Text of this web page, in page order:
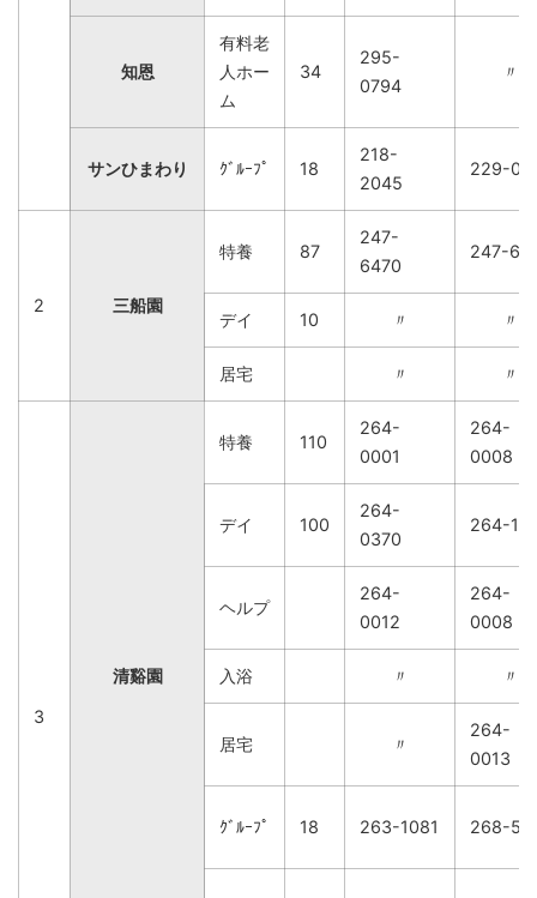
知恩
有料老
人ホー
ム
34
295-
0794
〃
サンひまわり ｸﾞﾙｰﾌﾟ 18
218-
2045
229-
2 三船園
特養 87
247-
6470
247-
デイ 10 〃 〃
居宅 〃 〃
3
清谿園
特養 110
264-
0001
264-
0008
デイ 100
264-
0370
264-
ヘルプ
264-
0012
264-
0008
入浴 〃 〃
居宅 〃
264-
0013
ｸﾞﾙｰﾌﾟ 18 263-1081 268-